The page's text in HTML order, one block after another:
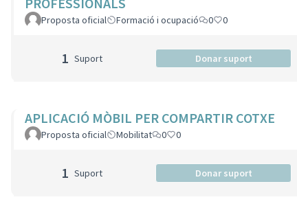
Proposta oficial Formació i ocupació 0 0
1 Suport Donar suport
APLICACIÓ MÒBIL PER COMPARTIR COTXE
Proposta oficial Mobilitat 0 0
1 Suport Donar suport